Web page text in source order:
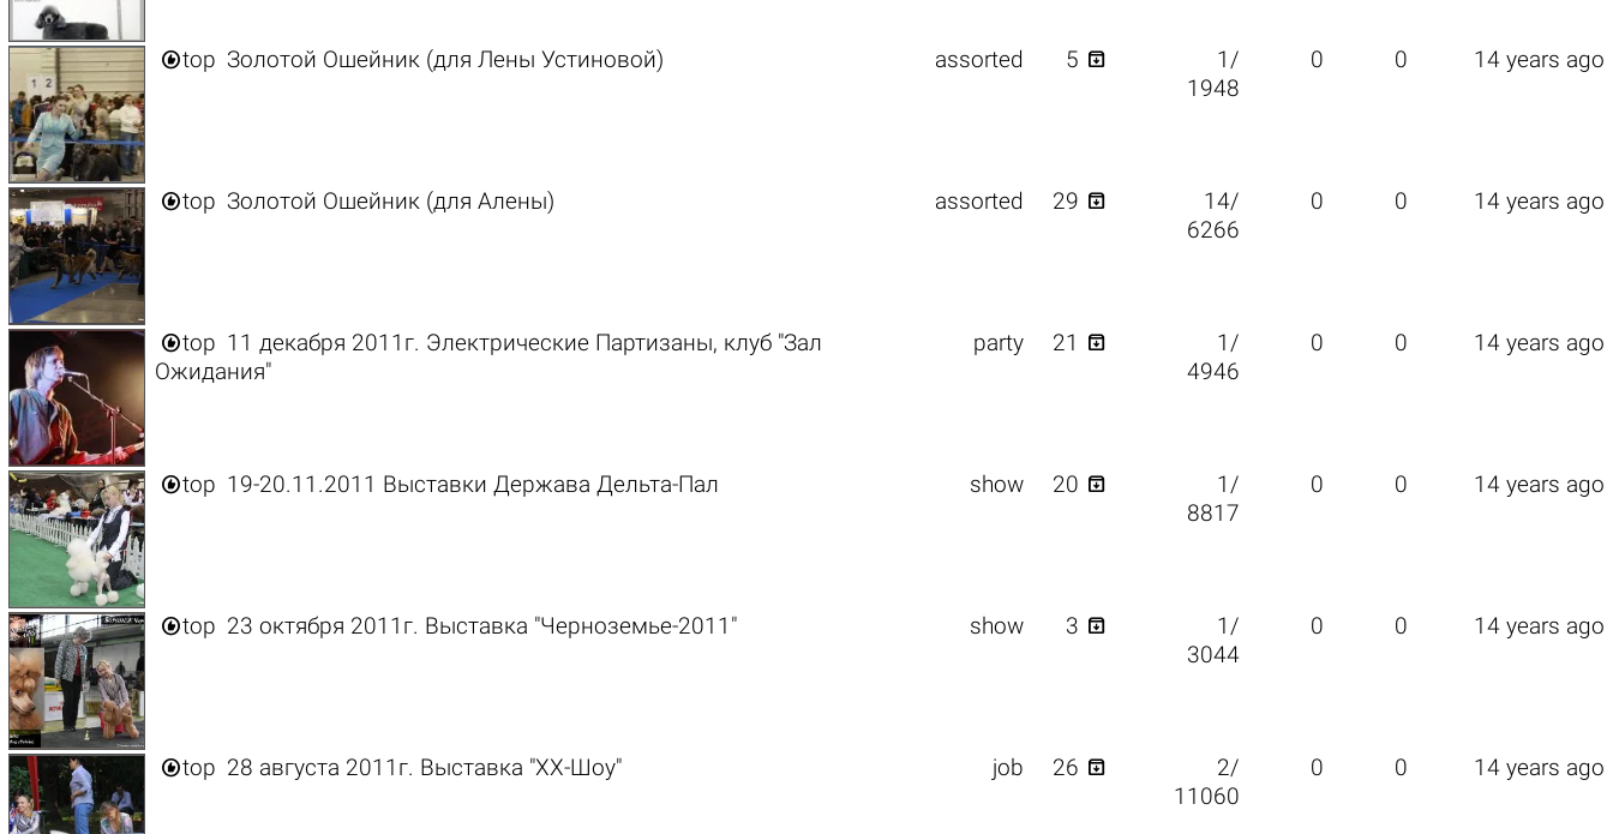
top Золотой Ошейник (для Лены Устиновой) assorted 5 
1/
1948
0 0 14 years ago
top Золотой Ошейник (для Алены) assorted 29 
14/
6266
0 0 14 years ago
top 11 декабря 2011г. Электрические Партизаны, клуб "Зал
Ожидания"
party 21 
1/
4946
0 0 14 years ago
top 19-20.11.2011 Выставки Держава Дельта-Пал show 20 
1/
8817
0 0 14 years ago
top 23 октября 2011г. Выставка "Черноземье-2011" show 3 
1/
3044
0 0 14 years ago
top 28 августа 2011г. Выставка "XX-Шоу" job 26 
2/
11060
0 0 14 years ago